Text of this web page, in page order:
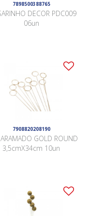
7898500388765
DECOR PDC009
06un
7908820208190
ARAMADO GOLD ROUND
3,5cmX34cm 10un